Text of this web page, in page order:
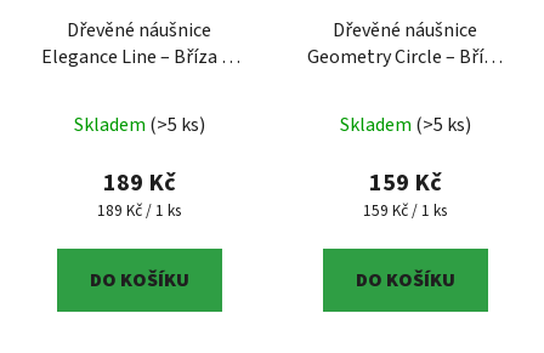
Dřevěné náušnice
Elegance Line – Bříza (6
– 6 cm, březové dřevo,
regionální produkt Jižní
Skladem (>5 ks)
189 Kč
Měrná cena:
189 Kč / 1 ks
DO KOŠÍKU
Dřevěné náušnice
Geometry Circle – Bříza
– 3 cm, přírodní
bříza, regionální produkt
Skladem (>5 ks)
159 Kč
Měrná cena:
159 Kč / 1 ks
DO KOŠÍKU